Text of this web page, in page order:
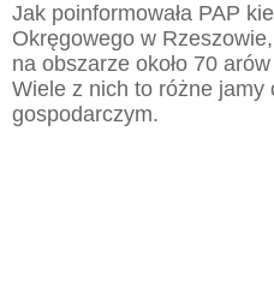
Jak poinformowała PAP
Okręgowego w
na obszarze około 70
Wiele z nich to różne
gospodarczym.